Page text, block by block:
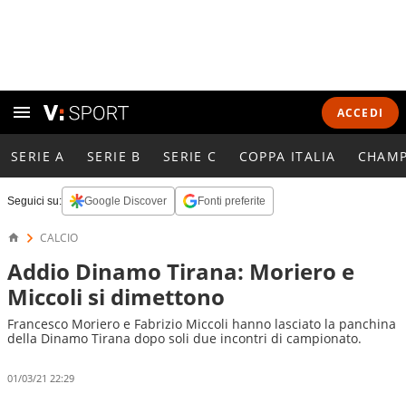
ACCEDI
SERIE A SERIE B SERIE C COPPA ITALIA
Seguici su: Google Discover Fonti preferite
CALCIO
Addio Dinamo Tirana: Moriero e
Miccoli si dimettono
Francesco Moriero e Fabrizio Miccoli hanno lasciato la panchina
della Dinamo Tirana dopo soli due incontri di campionato.
01/03/21 22:29